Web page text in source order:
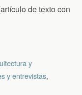
de texto con
y
y entrevistas,